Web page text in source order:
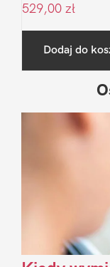
529,00 zł
Dodaj do
Sidebar